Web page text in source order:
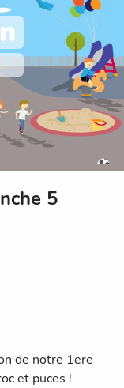
5
de notre 1ere
et puces !